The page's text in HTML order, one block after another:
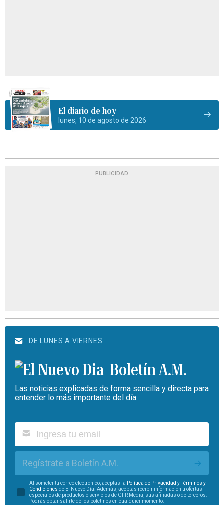
El diario de hoy
lunes, 10 de agosto de 2026
PUBLICIDAD
DE LUNES A VIERNES
Boletín A.M.
Las noticias explicadas de forma sencilla y directa para
entender lo más importante del día.
Regístrate a Boletín A.M.
Al someter tu correo electrónico, aceptas la Política de Privacidad y
Términos y
Condiciones de El Nuevo Día. Además, aceptas recibir información u ofertas
especiales de productos o servicios de GFR Media, sus afiliadas o de terceros.
Podrás optar salirte de los boletines en cualquier momento.